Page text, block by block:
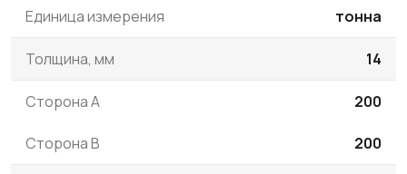
Единица измерения тонна
Толщина, мм 14
Сторона A 200
Сторона B 200